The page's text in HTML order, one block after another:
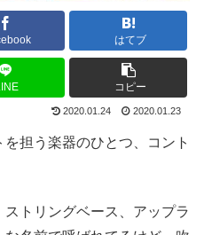
はてブ
コピー
2020.01.24 2020.01.23
担う楽器のひとつ、コント
トリングベース、アップラ